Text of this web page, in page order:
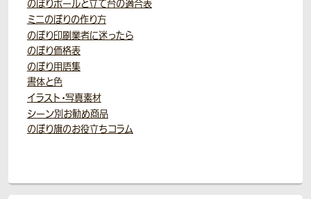
のぼりポールと立て台の適合表
ミニのぼりの作り方
のぼり印刷業者に迷ったら
のぼり価格表
のぼり用語集
書体と色
イラスト・写真素材
シーン別お勧め商品
のぼり旗のお役立ちコラム